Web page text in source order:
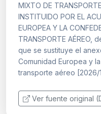
MIXTO DE
INSTITUIDO POR EL
EUROPEA Y LA
TRANSPORTE AÉREO,
que se sustituye el
Comunidad Europea y
transporte aéreo [2026/
Ver fuente original